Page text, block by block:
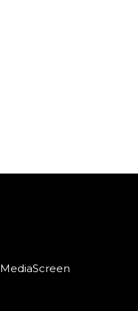
MediaScreen